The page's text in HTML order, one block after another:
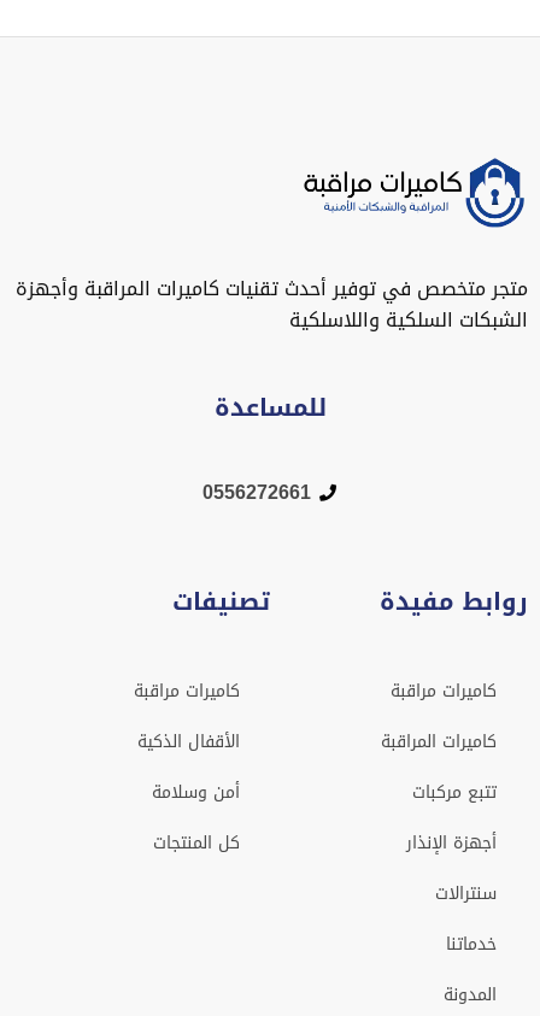
متجر متخصص في توفير أحدث تقنيات كاميرات المراقبة وأجهزة
الشبكات السلكية واللاسلكية
للمساعدة
0556272661
روابط مفيدة
كاميرات مراقبة
كاميرات المراقبة
تتبع مركبات
أجهزة الإنذار
سنترالات
خدماتنا
المدونة
تصنيفات
كاميرات مراقبة
الأقفال الذكية
أمن وسلامة
كل المنتجات